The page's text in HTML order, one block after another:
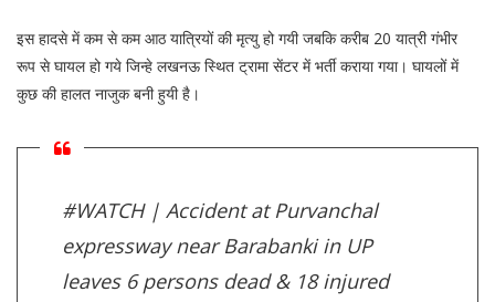
इस हादसे में कम से कम आठ यात्रियों की मृत्यु हो गयी जबकि करीब 20 यात्री गंभीर
रूप से घायल हो गये जिन्हे लखनऊ स्थित ट्रामा सेंटर में भर्ती कराया गया। घायलों में
कुछ की हालत नाजुक बनी हुयी है।
#WATCH| Accident at Purvanchal
expressway near Barabanki in UP
leaves 6 persons dead & 18 injured